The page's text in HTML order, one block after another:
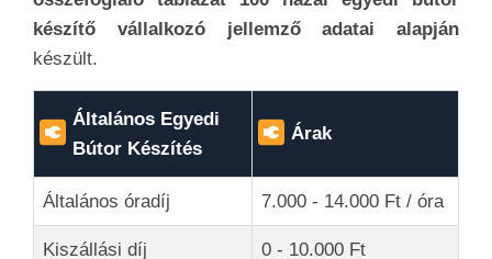
készítő vállalkozó jellemző adatai alapján
készült.
Általános Egyedi
Bútor Készítés
Árak
Általános óradíj 7.000 - 14.000 Ft / óra
Kiszállási díj 0 - 10.000 Ft